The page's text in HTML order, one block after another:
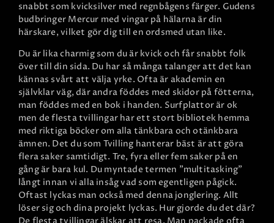
snabbt som kvicksilver med regnbågens färger. Gudens
budbringer Mercur med vingar på hälarna är din
härskare, vilket gör dig till en ordsmed utan like.
Du är lika charmig som du är kvick och får snabbt folk
över till din sida. Du har så många talanger att det kan
kännas svårt att välja yrke. Ofta är akademin en
självklar väg, där andra föddes med skidor på fötterna,
man föddes med en bok i handen. Surfplattor är ok
men de flesta tvillingar har ett stort bibliotek hemma
med riktiga böcker om alla tänkbara och otänkbara
ämnen. Det du som Tvilling hanterar bäst är att göra
flera saker samtidigt. Tre, fyra eller fem saker på en
gång är bara kul. Du myntade termen "multitasking"
långt innan vi alla insåg vad som egentligen pågick.
Oftast lyckas man också med denna jonglering. Allt
löser sig och dina projekt lyckas. Hur gjorde du det där?